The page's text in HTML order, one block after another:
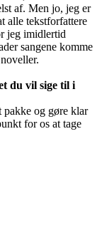
af. Men jo, jeg er
alle tekstforfattere
jeg imidlertid
sangene komme
du vil sige til i
og gøre klar
for os at tage